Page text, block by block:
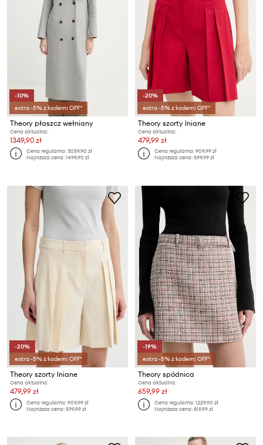
-10%
extra -5% z kodem: OFF*
Theory płaszcz wełniany
Cena aktualna:
1349,90 zł
Cena regularna:3059,90 zł
Najniższa cena:1499,90 zł
-20%
extra -5% z kodem: OFF*
Theory szorty lniane
Cena aktualna:
479,99 zł
Cena regularna:909,99 zł
Najniższa cena:599,99 zł
-20%
extra -5% z kodem: OFF*
Theory szorty lniane
Cena aktualna:
479,99 zł
Cena regularna:909,99 zł
Najniższa cena:599,99 zł
-19%
extra -5% z kodem: OFF*
Theory spódnica
Cena aktualna:
659,99 zł
Cena regularna:1229,90 zł
Najniższa cena:819,99 zł